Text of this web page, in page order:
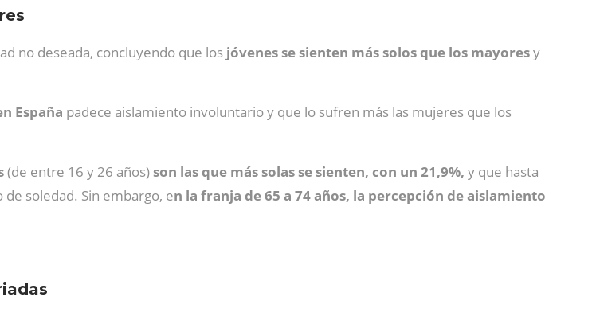
no deseada, concluyendo que los jóvenes se sienten más solos que los mayoresy
España padece aislamiento involuntario y que lo sufren más las mujeres que los
(de entre 16 y 26 años)son las que más solas se sienten, con un 21,9%, y que hasta
soledad. Sin embargo, en la franja de 65 a 74 años, la percepción de aislamiento